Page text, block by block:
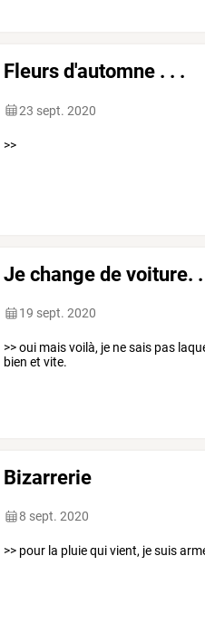
Fleurs d'automne . . .
23 sept. 2020
>>
Je change de voiture.
19 sept. 2020
>> oui mais voilà, je ne sais pas
bien et vite.
Bizarrerie
8 sept. 2020
>> pour la pluie qui vient, je suis